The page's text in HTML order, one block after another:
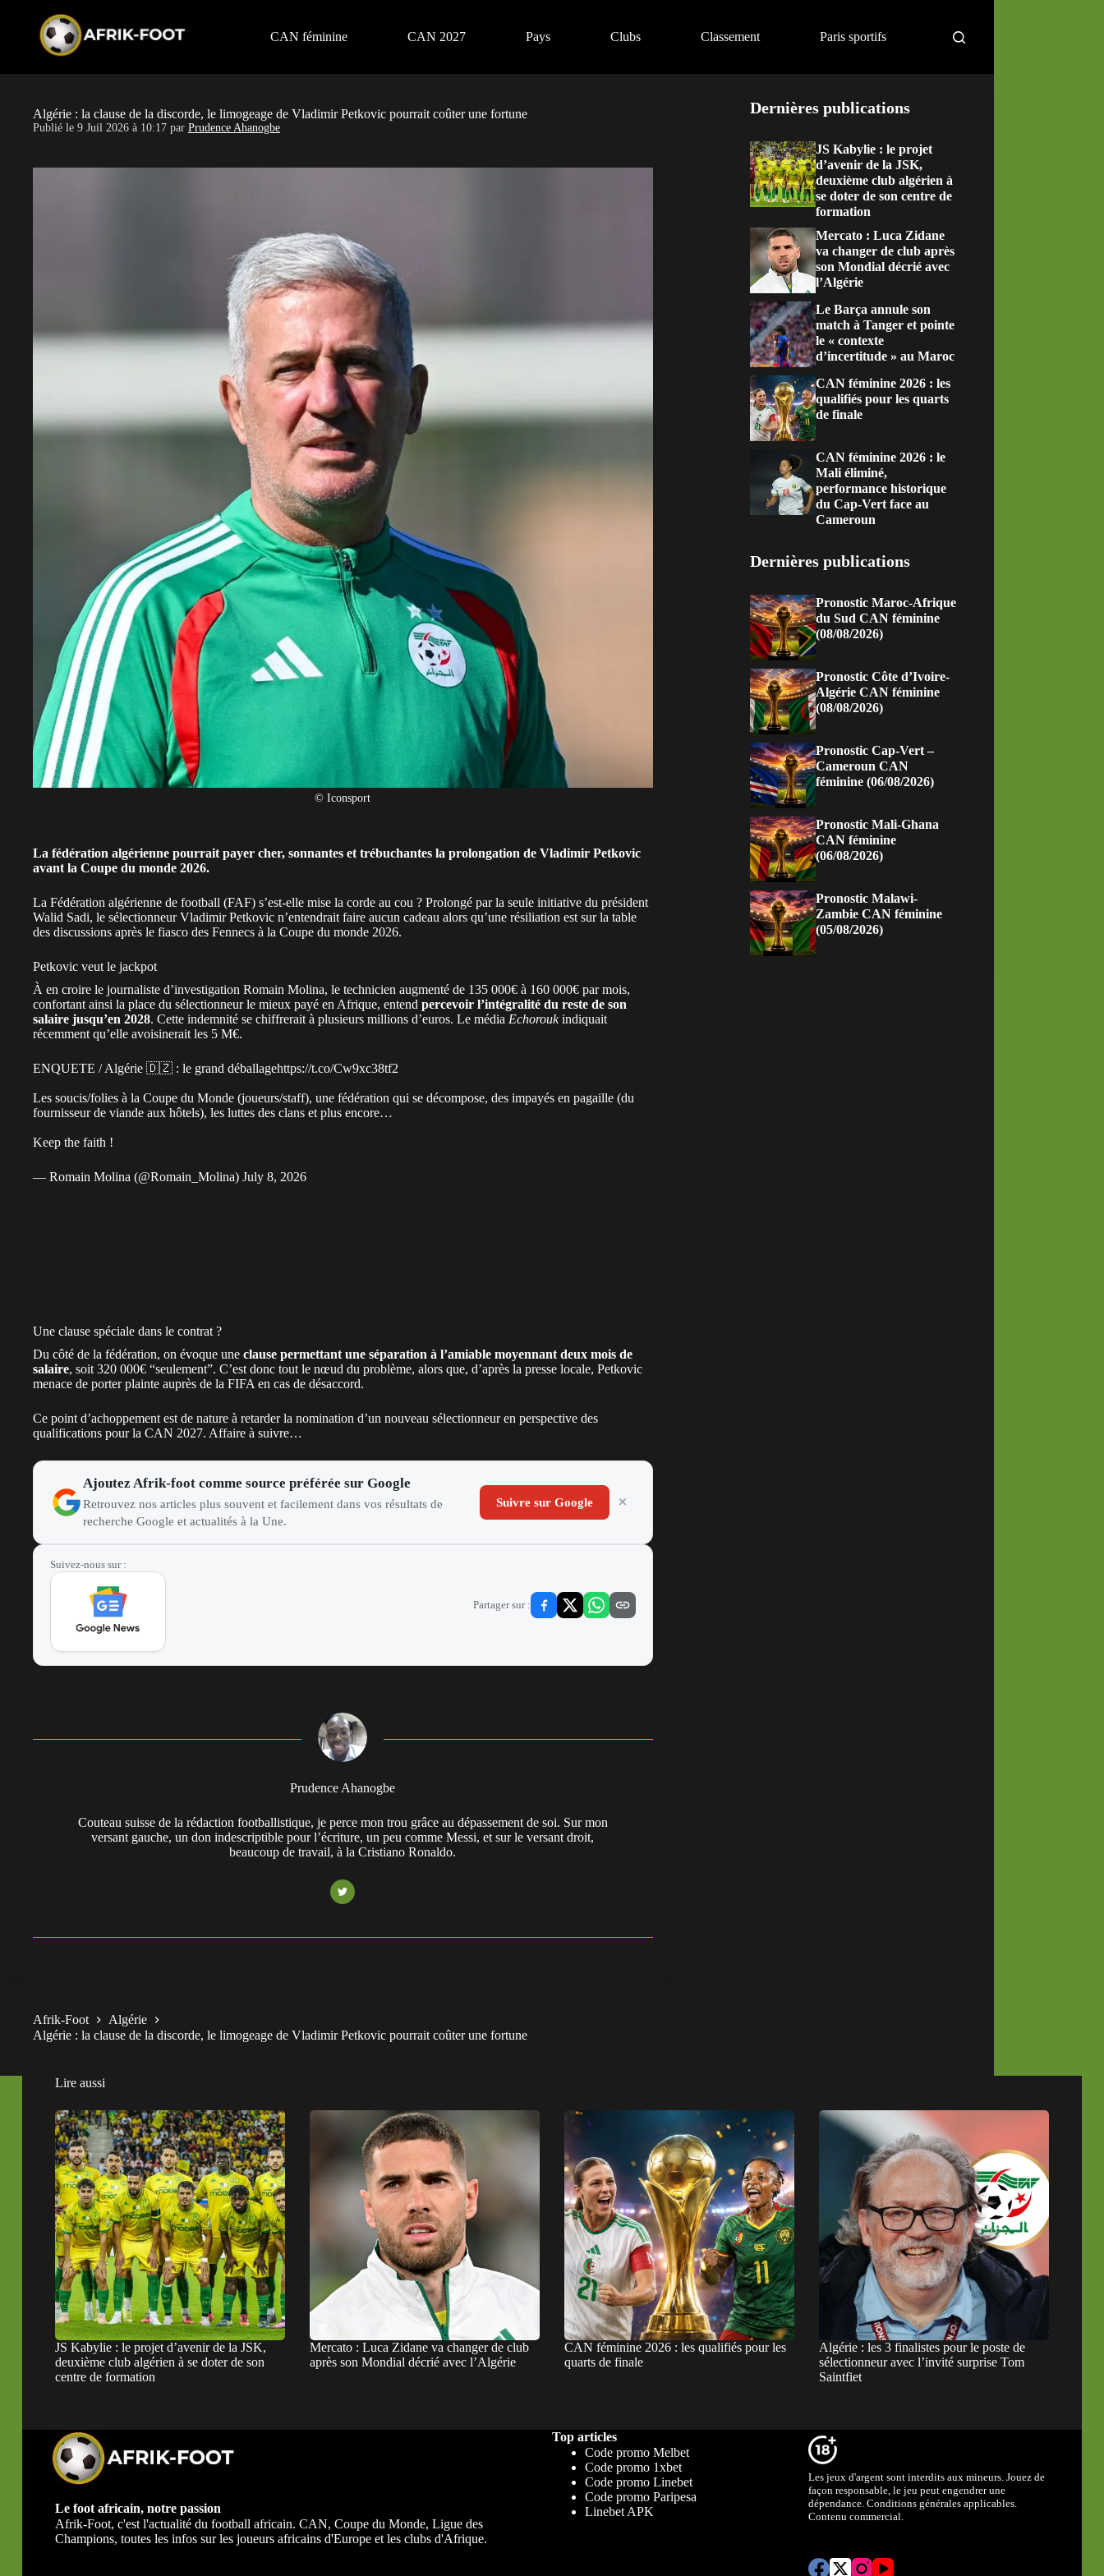
CAN féminine CAN 2027 Pays Clubs Classement Paris sportifs
Algérie : la clause de la discorde, le limogeage de Vladimir Petkovic pourrait coûter une fortune
Publié le 9 Juil 2026 à 10:17 par Prudence Ahanogbe
© Iconsport
La fédération algérienne pourrait payer cher, sonnantes et trébuchantes la prolongation de Vladimir Petkovic
avant la Coupe du monde 2026.
La Fédération algérienne de football (FAF) s’est-elle mise la corde au cou ? Prolongé par la seule initiative du président
Walid Sadi, le sélectionneur Vladimir Petkovic n’entendrait faire aucun cadeau alors qu’une résiliation est sur la table
des discussions après le fiasco des Fennecs à la Coupe du monde 2026.
Petkovic veut le jackpot
À en croire le journaliste d’investigation Romain Molina, le technicien augmenté de 135 000€ à 160 000€ par mois,
confortant ainsi la place du sélectionneur le mieux payé en Afrique, entend percevoir l’intégralité du reste de son
salaire jusqu’en 2028. Cette indemnité se chiffrerait à plusieurs millions d’euros. Le média Echoroukindiquait
récemment qu’elle avoisinerait les 5 M€.
ENQUETE / Algérie 🇩🇿 : le grand déballagehttps://t.co/Cw9xc38tf2
Les soucis/folies à la Coupe du Monde (joueurs/staff), une fédération qui se décompose, des impayés en pagaille (du
fournisseur de viande aux hôtels), les luttes des clans et plus encore…
Keep the faith !
— Romain Molina (@Romain_Molina) July 8, 2026
Une clause spéciale dans le contrat ?
Du côté de la fédération, on évoque une clause permettant une séparation à l’amiable moyennant deux mois de
salaire, soit 320 000€ “seulement”. C’est donc tout le nœud du problème, alors que, d’après la presse locale, Petkovic
menace de porter plainte auprès de la FIFA en cas de désaccord.
Ce point d’achoppement est de nature à retarder la nomination d’un nouveau sélectionneur en perspective des
qualifications pour la CAN 2027. Affaire à suivre…
Ajoutez Afrik-foot comme source préférée sur Google
Retrouvez nos articles plus souvent et facilement dans vos résultats de
recherche Google et actualités à la Une.
Suivre sur Google
Suivez-nous sur :
Partager sur :
Prudence Ahanogbe
Couteau suisse de la rédaction footballistique, je perce mon trou grâce au dépassement de soi. Sur mon
versant gauche, un don indescriptible pour l’écriture, un peu comme Messi, et sur le versant droit,
beaucoup de travail, à la Cristiano Ronaldo.
Dernières publications
JS Kabylie : le projet
d’avenir de la JSK,
deuxième club algérien à
se doter de son centre de
formation
Mercato : Luca Zidane
va changer de club après
son Mondial décrié avec
l’Algérie
Le Barça annule son
match à Tanger et pointe
le « contexte
d’incertitude » au Maroc
CAN féminine 2026 : les
qualifiés pour les quarts
de finale
CAN féminine 2026 : le
Mali éliminé,
performance historique
du Cap-Vert face au
Cameroun
Dernières publications
Pronostic Maroc-Afrique
du Sud CAN féminine
(08/08/2026)
Pronostic Côte d’Ivoire-
Algérie CAN féminine
(08/08/2026)
Pronostic Cap-Vert –
Cameroun CAN
féminine (06/08/2026)
Pronostic Mali-Ghana
CAN féminine
(06/08/2026)
Pronostic Malawi-
Zambie CAN féminine
(05/08/2026)
Afrik-Foot
Algérie
Algérie : la clause de la discorde, le limogeage de Vladimir Petkovic pourrait coûter une fortune
Lire aussi
JS Kabylie : le projet d’avenir de la JSK,
deuxième club algérien à se doter de son
centre de formation
Mercato : Luca Zidane va changer de club
après son Mondial décrié avec l’Algérie
CAN féminine 2026 : les qualifiés pour les
quarts de finale
Algérie : les 3 finalistes pour le poste de
sélectionneur avec l’invité surprise Tom
Saintfiet
Le foot africain, notre passion
Afrik-Foot, c'est l'actualité du football africain. CAN, Coupe du Monde, Ligue des
Champions, toutes les infos sur les joueurs africains d'Europe et les clubs d'Afrique.
Top articles
Code promo Melbet
Code promo 1xbet
Code promo Linebet
Code promo Paripesa
Linebet APK
Les jeux d'argent sont interdits aux mineurs. Jouez de
façon responsable, le jeu peut engendrer une
dépendance. Conditions générales applicables.
Contenu commercial.